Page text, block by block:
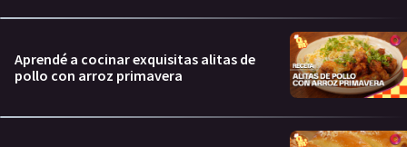
Aprendé a cocinar exquisitas alitas de
pollo con arroz primavera